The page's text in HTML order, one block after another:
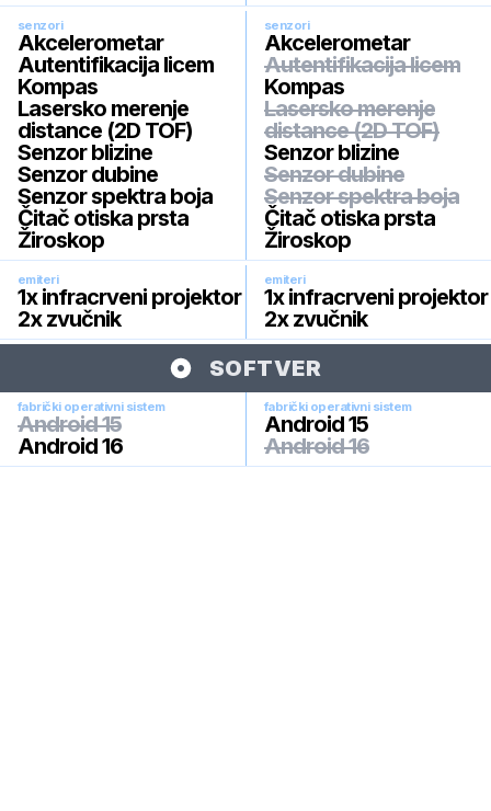
senzori
Akcelerometar
Autentifikacija licem
Kompas
Lasersko merenje
distance (2D TOF)
Senzor blizine
Senzor dubine
Senzor spektra boja
Čitač otiska prsta
Žiroskop
senzori
Akcelerometar
Autentifikacija licem
Kompas
Lasersko merenje
distance (2D TOF)
Senzor blizine
Senzor dubine
Senzor spektra boja
Čitač otiska prsta
Žiroskop
emiteri
1x infracrveni projektor
2x zvučnik
emiteri
1x infracrveni projektor
2x zvučnik
SOFTVER
fabrički operativni sistem
Android 15
Android 16
fabrički operativni sistem
Android 15
Android 16